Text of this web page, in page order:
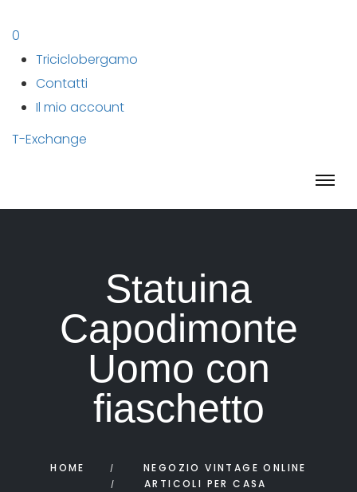
0
Triciclobergamo
Contatti
Il mio account
T-Exchange
Statuina
Capodimonte
Uomo con
fiaschetto
HOME
NEGOZIO VINTAGE ONLINE
ARTICOLI PER CASA